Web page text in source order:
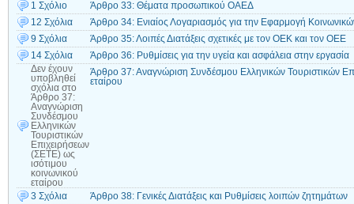
1 Σχόλιο
Άρθρο 33: Θέματα προσωπικού ΟΑΕΔ
12 Σχόλια
Άρθρο 34: Ενιαίος Λογαριασμός για την Εφαρμογή
9 Σχόλια
Άρθρο 35: Λοιπές Διατάξεις σχετικές με τον ΟΕΚ και τον ΟΕΕ
14 Σχόλια
Άρθρο 36: Ρυθμίσεις για την υγεία και ασφάλεια στην εργασία
Δεν έχουν
υποβληθεί
σχόλια στο
Άρθρο 37:
Αναγνώριση
Συνδέσμου
Ελληνικών
Τουριστικών
Επιχειρήσεων
(ΣΕΤΕ) ως
ισότιμου
κοινωνικού
εταίρου
Άρθρο 37: Αναγνώριση Συνδέσμου Ελληνικών Τουριστικών
εταίρου
3 Σχόλια
Άρθρο 38: Γενικές Διατάξεις και Ρυθμίσεις λοιπών ζητημάτων